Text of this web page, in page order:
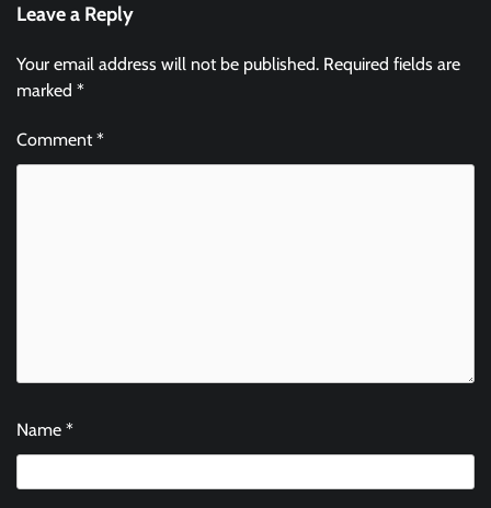
Leave a Reply
Your email address will not be published. Required fields are
marked *
Comment*
Name *